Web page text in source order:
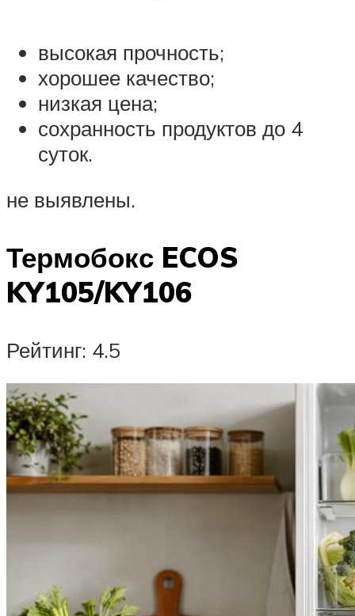
высокая прочность;
хорошее качество;
низкая цена;
сохранность продуктов до 4
суток.
не выявлены.
Термобокс ECOS
KY105/KY106
Рейтинг: 4.5